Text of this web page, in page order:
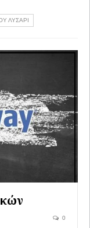
ΛΥΣΑΡΙ
0